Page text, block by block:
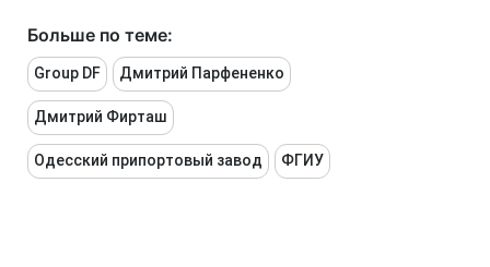
Больше по теме:
Group DF Дмитрий Парфененко
Дмитрий Фирташ
Одесский припортовый завод ФГИУ